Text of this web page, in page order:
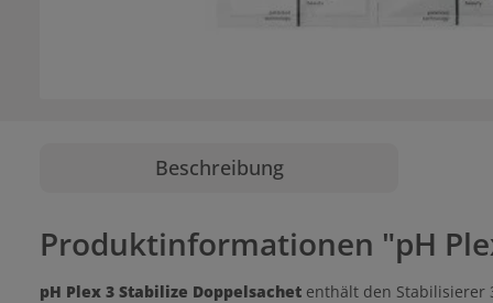
Beschreibung
Produktinformationen "pH
pH Plex 3 Stabilize Doppelsachet enthält den Stabilisierer